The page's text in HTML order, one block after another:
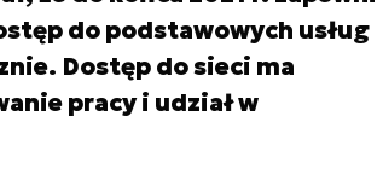
do podstawowych usług
Dostęp do sieci ma
pracy i udział w